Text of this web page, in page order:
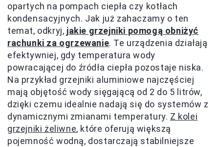
opartych na pompach ciepła czy kotłach
kondensacyjnych. Jak już zahaczamy o ten
temat, odkryj, jakie grzejniki pomogą obniżyć
rachunki za ogrzewanie. Te urządzenia działają
efektywniej, gdy temperatura wody
powracającej do źródła ciepła pozostaje niska.
Na przykład grzejniki aluminiowe najczęściej
mają objętość wody sięgającą od 2 do 5 litrów,
dzięki czemu idealnie nadają się do systemów z
dynamicznymi zmianami temperatury. Z kolei
grzejniki żeliwne, które oferują większą
pojemność wodną, dostarczają stabilniejsze